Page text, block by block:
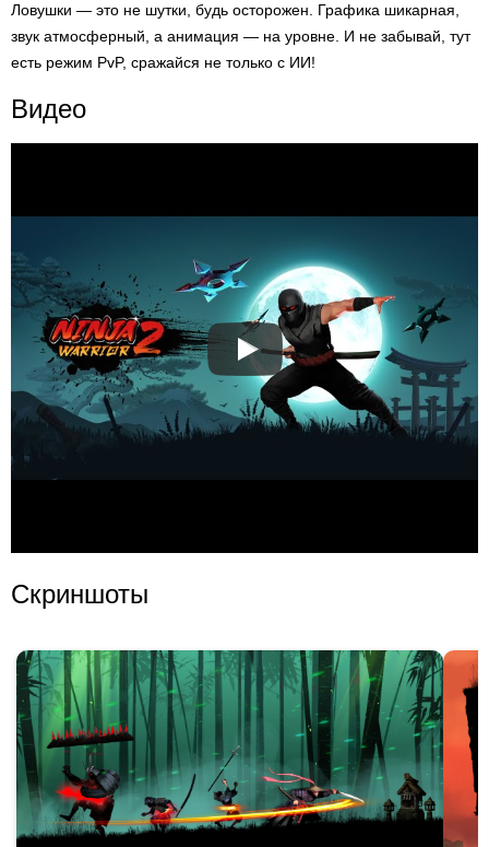
Ловушки — это не шутки, будь осторожен. Графика шикарная,
звук атмосферный, а анимация — на уровне. И не забывай, тут
есть режим PvP, сражайся не только с ИИ!
Видео
Скриншоты